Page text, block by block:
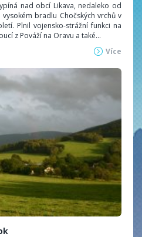
nad obcí Likava, nedaleko od
bradlu Chočských vrchů v
Plnil vojensko-strážní funkci na
z Pováží na Oravu a také...
Více